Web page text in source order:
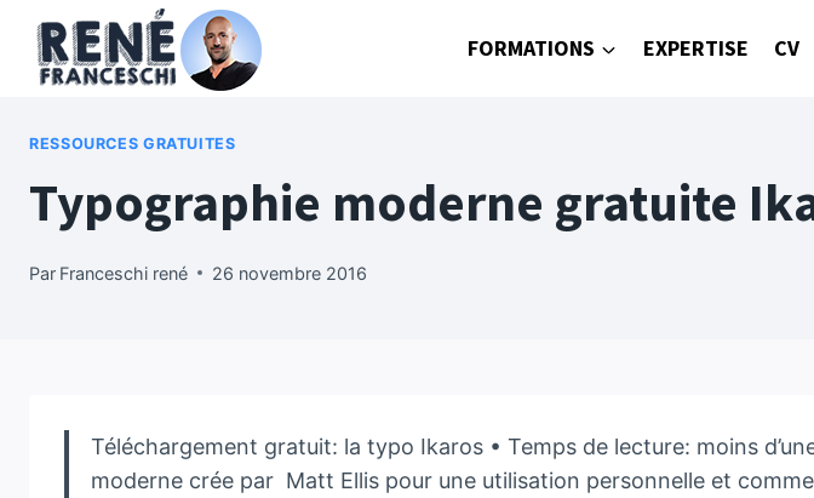
contenu
FORMATIONS EXPERTISE CV
RESSOURCES GRATUITES
Typographie moderne gratuite
Par Franceschi rené 26 novembre 2016
Téléchargement gratuit: la typo Ikaros • Temps de lecture: moins
moderne crée par Matt Ellis pour une utilisation personnelle et